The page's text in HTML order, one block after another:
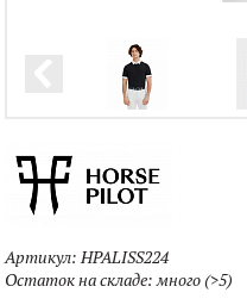
Артикул:HPALISS224
Остаток на складе:много (>5)